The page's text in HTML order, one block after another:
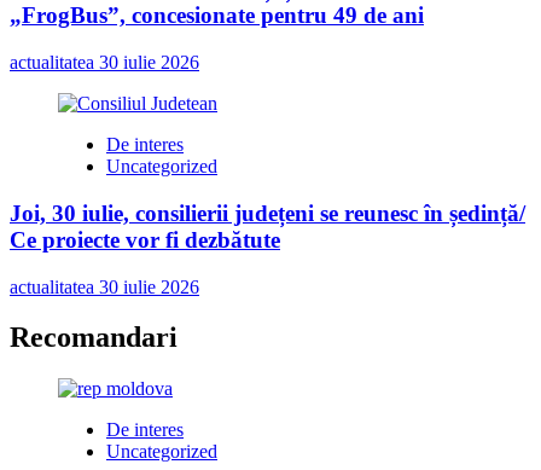
„FrogBus”, concesionate pentru 49 de ani
actualitatea 30 iulie 2026
De interes
Uncategorized
Joi, 30 iulie, consilierii județeni se reunesc în ședință/
Ce proiecte vor fi dezbătute
actualitatea 30 iulie 2026
Recomandari
De interes
Uncategorized